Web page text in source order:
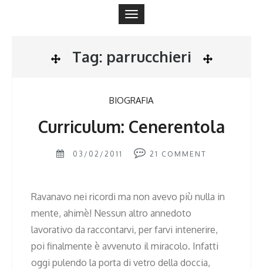
Toggle
navigation
Tag: parrucchieri
BIOGRAFIA
Curriculum: Cenerentola
03/02/2011 21 COMMENT
Ravanavo nei ricordi ma non avevo più nulla in
mente, ahimè! Nessun altro annedoto
lavorativo da raccontarvi, per farvi intenerire,
poi finalmente è avvenuto il miracolo. Infatti
oggi pulendo la porta di vetro della doccia,